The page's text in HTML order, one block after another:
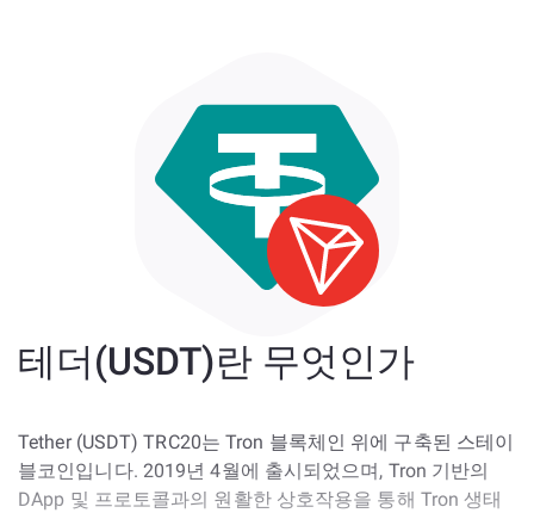
테더(USDT)란 무엇인가
Tether (USDT) TRC20는 Tron 블록체인 위에 구축된 스테이
블코인입니다. 2019년 4월에 출시되었으며, Tron 기반의
DApp 및 프로토콜과의 원활한 상호작용을 통해 Tron 생태